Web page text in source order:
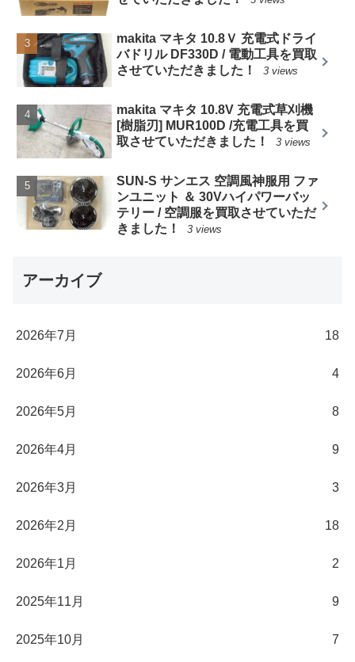
makita マキタ 10.8Ｖ 充電式ドライ
バドリル DF330D / 電動工具を買取
させていただきました！
3 views
makita マキタ 10.8V 充電式草刈機
[樹脂刃] MUR100D /充電工具を買
取させていただきました！
3 views
SUN-S サンエス 空調風神服用 ファ
ンユニット ＆ 30Vハイパワーバッ
テリー / 空調服を買取させていただ
きました！
3 views
アーカイブ
2026年7月 18
2026年6月 4
2026年5月 8
2026年4月 9
2026年3月 3
2026年2月 18
2026年1月 2
2025年11月 9
2025年10月 7